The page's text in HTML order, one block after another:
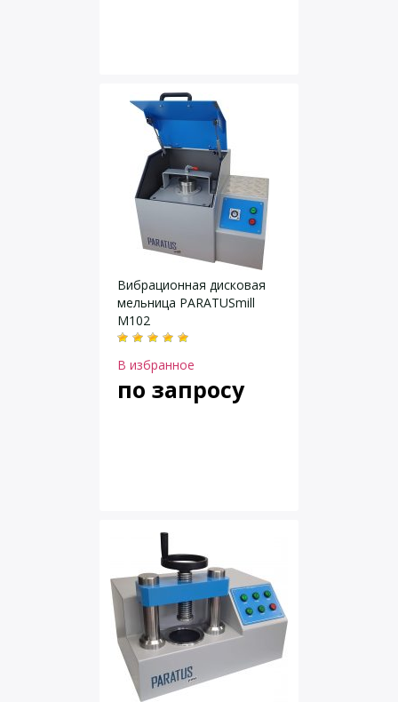
Вибрационная дисковая
мельница PARATUSmill
M102
В избранное
по запросу